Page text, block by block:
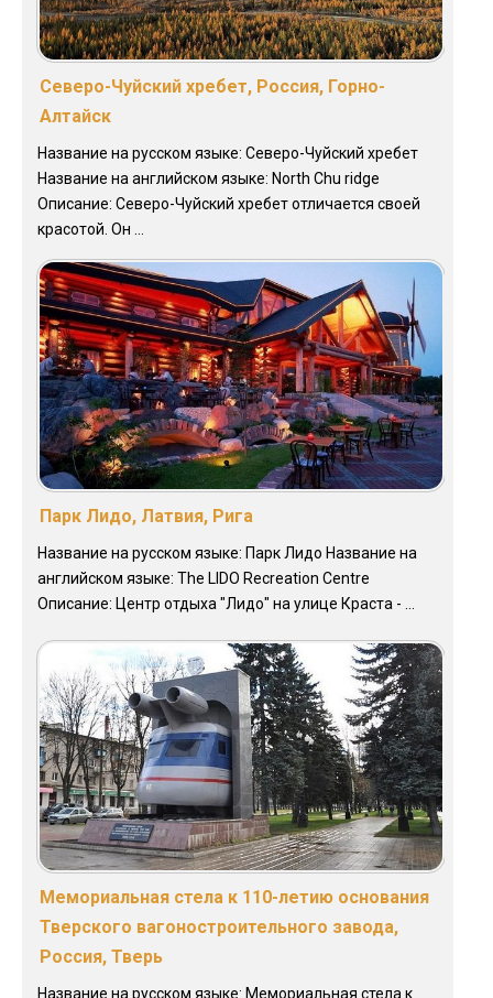
Северо-Чуйский хребет, Россия, Горно-
Алтайск
Название на русском языке: Северо-Чуйский хребет
Название на английском языке: North Chu ridge
Описание: Северо-Чуйский хребет отличается своей
красотой. Он ...
Парк Лидо, Латвия, Рига
Название на русском языке: Парк Лидо Название на
английском языке: The LIDO Recreation Centre
Описание: Центр отдыха "Лидо" на улице Краста - ...
Мемориальная стела к 110-летию основания
Тверского вагоностроительного завода,
Россия, Тверь
Название на русском языке: Мемориальная стела к